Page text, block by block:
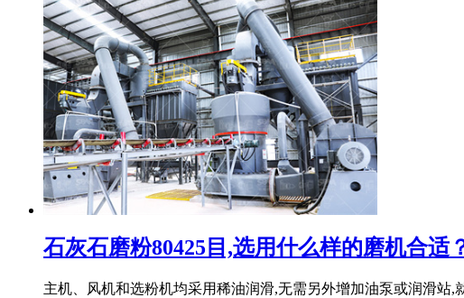
石灰石磨粉80425目,选用什么样的磨机合适
主机、风机和选粉机均采用稀油润滑,无需另外增加油泵或润滑站